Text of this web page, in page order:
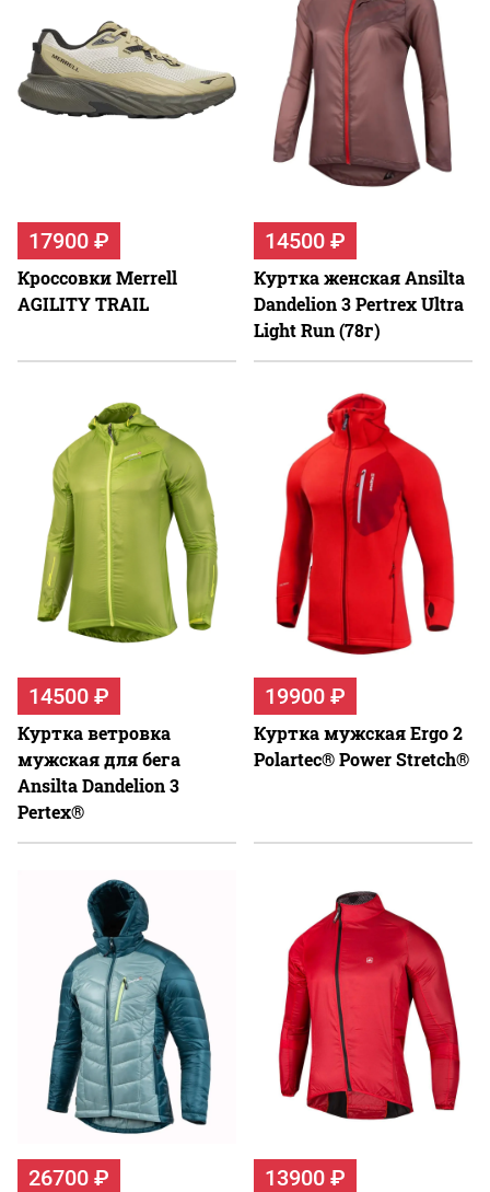
17900 ₽
Кроссовки Merrell
AGILITY TRAIL
14500 ₽
Куртка женская Ansilta
Dandelion 3 Pertrex Ultra
Light Run (78г)
14500 ₽
Куртка ветровка
мужская для бега
Ansilta Dandelion 3
Pertex®
19900 ₽
Куртка мужская Ergo 2
Polartec® Power Stretch®
26700 ₽ 13900 ₽